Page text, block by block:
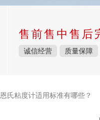
售前售中售后
诚信经营 质量保障
恩氏粘度计适用标准有哪些？